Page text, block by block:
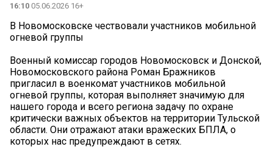
16:10 05.06.2026 16+
В Новомосковске чествовали участников мобильной
огневой группы
Военный комиссар городов Новомосковск и Донской,
Новомосковского района Роман Бражников
пригласил в военкомат участников мобильной
огневой группы, которая выполняет значимую для
нашего города и всего региона задачу по охране
критически важных объектов на территории Тульской
области. Они отражают атаки вражеских БПЛА, о
которых нас предупреждают в сетях.